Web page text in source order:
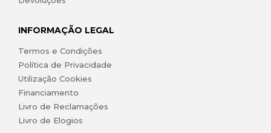
INFORMAÇÃO LEGAL
Termos e Condições
Política de Privacidade
Utilização Cookies
Financiamento
Livro de Reclamações
Livro de Elogios